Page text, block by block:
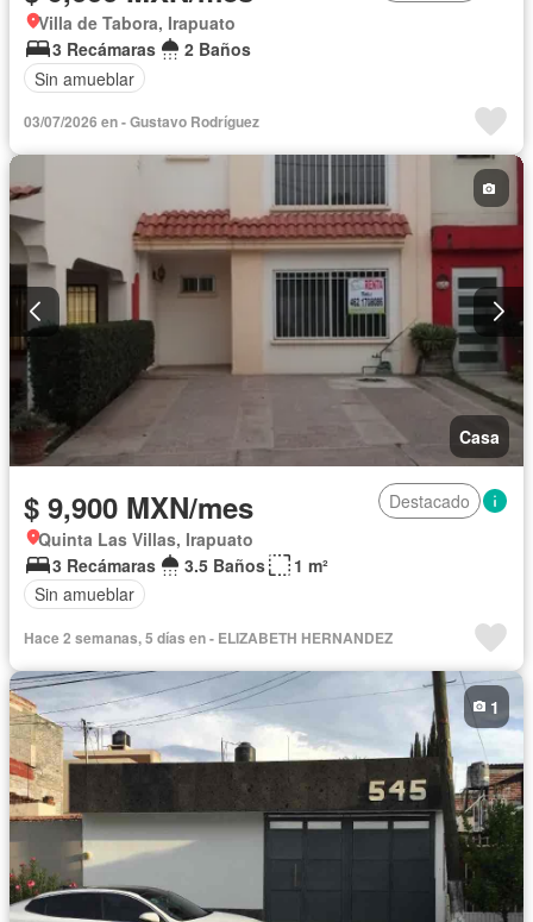
Villa de Tabora, Irapuato
3 Recámaras
2 Baños
Sin amueblar
03/07/2026 en - Gustavo Rodríguez
Casa
$ 9,900 MXN/mes
Destacado
Quinta Las Villas, Irapuato
3 Recámaras
3.5 Baños
1 m²
Sin amueblar
Hace 2 semanas, 5 días en - ELIZABETH HERNANDEZ
1